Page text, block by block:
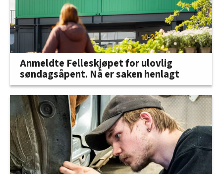
Anmeldte Felleskjøpet for ulovlig
søndagsåpent. Nå er saken henlagt